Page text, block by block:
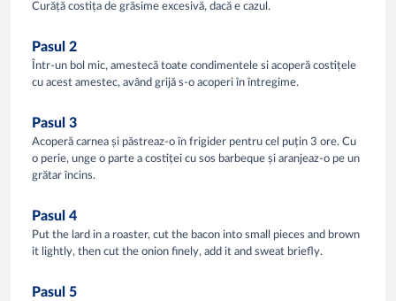
Curăță costița de grăsime excesivă, dacă e cazul.
Pasul 2
Într-un bol mic, amestecă toate condimentele si acoperă costițele
cu acest amestec, având grijă s-o acoperi în întregime.
Pasul 3
Acoperă carnea și păstreaz-o în frigider pentru cel puțin 3 ore. Cu
o perie, unge o parte a costiței cu sos barbeque și aranjeaz-o pe un
grătar încins.
Pasul 4
Put the lard in a roaster, cut the bacon into small pieces and brown
it lightly, then cut the onion finely, add it and sweat briefly.
Pasul 5